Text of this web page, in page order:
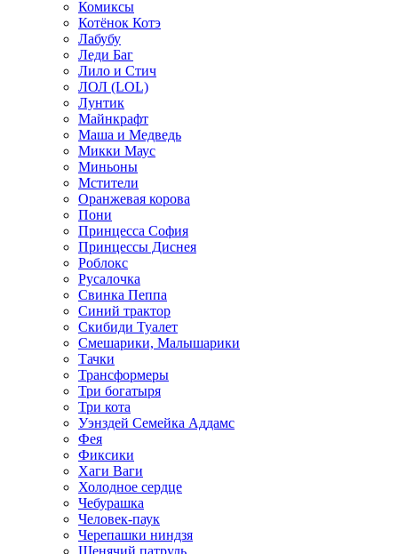
Комиксы
Котёнок Котэ
Лабубу
Леди Баг
Лило и Стич
ЛОЛ (LOL)
Лунтик
Майнкрафт
Маша и Медведь
Микки Маус
Миньоны
Мстители
Оранжевая корова
Пони
Принцесса София
Принцессы Диснея
Роблокс
Русалочка
Свинка Пеппа
Синий трактор
Скибиди Туалет
Смешарики, Малышарики
Тачки
Трансформеры
Три богатыря
Три кота
Уэнздей Семейка Аддамс
Фея
Фиксики
Хаги Ваги
Холодное сердце
Чебурашка
Человек-паук
Черепашки ниндзя
Щенячий патруль